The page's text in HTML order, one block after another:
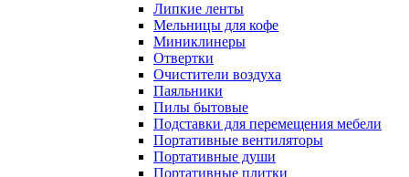
Липкие ленты
Мельницы для кофе
Миниклинеры
Отвертки
Очистители воздуха
Паяльники
Пилы бытовые
Подставки для перемещения мебели
Портативные вентиляторы
Портативные души
Портативные плитки